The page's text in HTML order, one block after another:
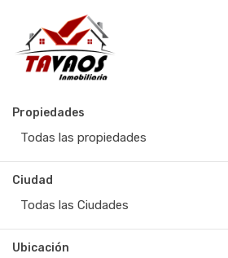
Propiedades
Todas las propiedades
Ciudad
Todas las Ciudades
Ubicación